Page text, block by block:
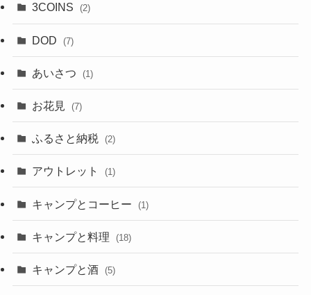
3COINS (2)
DOD (7)
あいさつ (1)
お花見 (7)
ふるさと納税 (2)
アウトレット (1)
キャンプとコーヒー (1)
キャンプと料理 (18)
キャンプと酒 (5)